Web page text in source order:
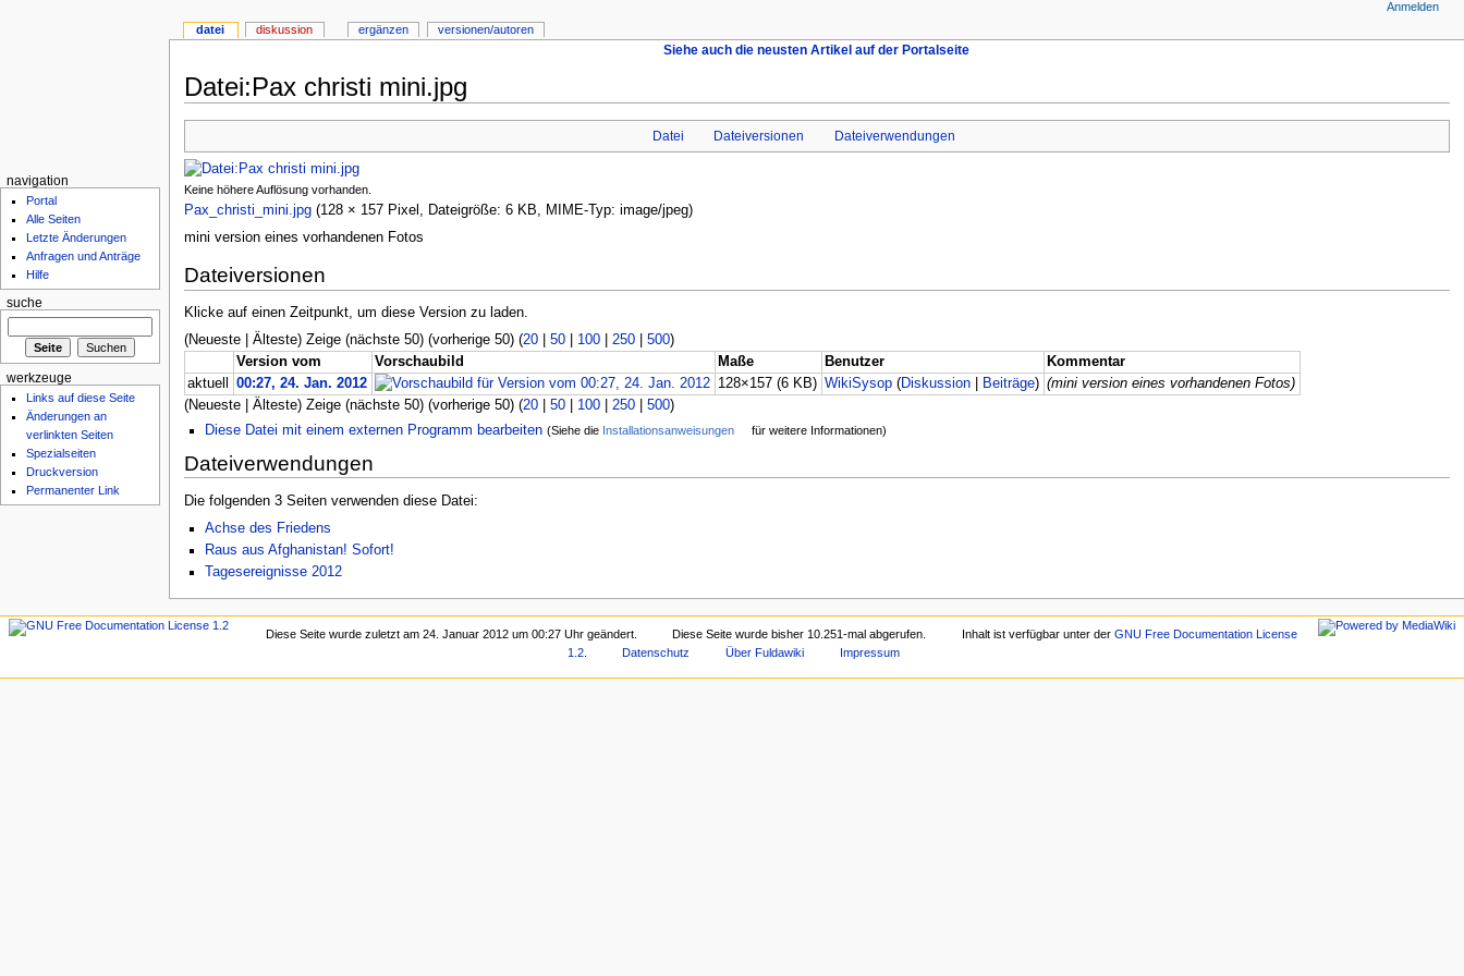
Siehe auch die neusten Artikel auf der Portalseite
Datei:Pax christi mini.jpg
Datei Dateiversionen Dateiverwendungen
Keine höhere Auflösung vorhanden.
Pax_christi_mini.jpg‎ (128 × 157 Pixel, Dateigröße: 6 KB, MIME-Typ: image/jpeg)
mini version eines vorhandenen Fotos
Dateiversionen
Klicke auf einen Zeitpunkt, um diese Version zu laden.
(Neueste | Älteste) Zeige (nächste 50) (vorherige 50) (20| 50| 100| 250| 500)
Version vom
Vorschaubild Maße Benutzer
Kommentar
aktuell
00:27, 24. Jan. 2012 128×157(6 KB) WikiSysop (Diskussion Beiträge) (mini version eines vorhandenen Fotos)
(Neueste | Älteste) Zeige (nächste 50) (vorherige 50) (20| 50| 100| 250| 500)
Diese Datei mit einem externen Programm bearbeiten (Siehe die Installationsanweisungen für weitere Informationen)
Dateiverwendungen
Die folgenden 3 Seiten verwenden diese Datei:
Achse des Friedens
Raus aus Afghanistan! Sofort!
Tagesereignisse 2012
datei diskussion ergänzen versionen/autoren
Anmelden
navigation
Portal
Alle Seiten
Letzte Änderungen
Anfragen und Anträge
Hilfe
suche
werkzeuge
Links auf diese Seite
Änderungen an
verlinkten Seiten
Spezialseiten
Druckversion
Permanenter Link
Diese Seite wurde zuletzt am 24. Januar 2012 um 00:27 Uhr geändert. Diese Seite wurde bisher 10.251-mal abgerufen. Inhalt ist verfügbar unter derGNU Free Documentation License
1.2. Datenschutz Über Fuldawiki Impressum